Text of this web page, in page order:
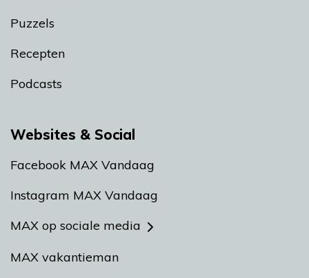
Puzzels
Recepten
Podcasts
Websites & Social
Facebook MAX Vandaag
Instagram MAX Vandaag
MAX op sociale media
MAX vakantieman